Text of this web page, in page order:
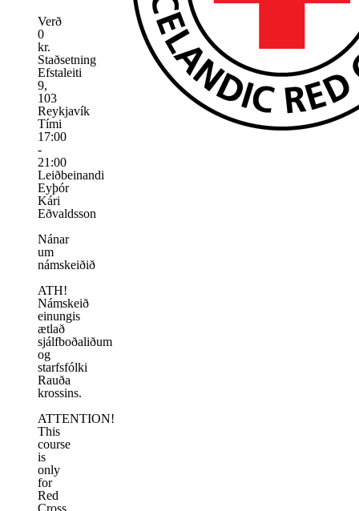
Verð
0
kr.
Staðsetning
Efstaleiti
9,
103
Reykjavík
Tími
17:00
-
21:00
Leiðbeinandi
Eyþór
Kári
Eðvaldsson
Nánar
um
námskeiðið
ATH!
Námskeið
einungis
ætlað
sjálfboðaliðum
og
starfsfólki
Rauða
krossins.
ATTENTION!
This
course
is
only
for
Red